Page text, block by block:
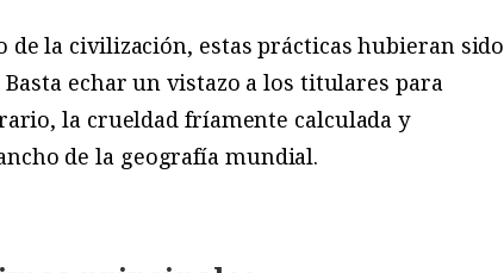
la civilización, estas prácticas hubieran sido
echar un vistazo a los titulares para
la crueldad fríamente calculada y
de la geografía mundial.